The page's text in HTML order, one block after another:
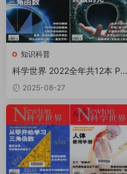
知识科普
科学世界 2022全年共12本 PD
F
2025-08-27